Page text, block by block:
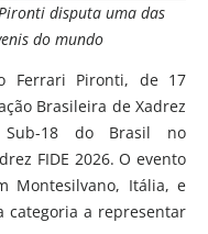
disputa uma das
do mundo
Ferrari Pironti, de 17
Brasileira de Xadrez
Sub-18 do Brasil no
FIDE 2026. O evento
Montesilvano, Itália, e
categoria a representar